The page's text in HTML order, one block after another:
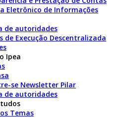
Eletrônico de Informações
de autoridades
de Execução Descentralizada
Ipea
se Newsletter Pilar
de autoridades
Temas